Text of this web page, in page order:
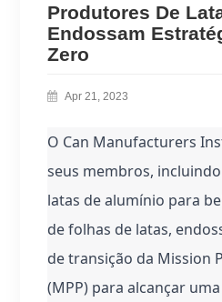
Produtores De
Endossam
Zero
Apr 21, 2023
O Can Manufacturers
seus membros,
latas de alumínio para
de folhas de latas,
de transição da Mission
(MPP) para alcançar